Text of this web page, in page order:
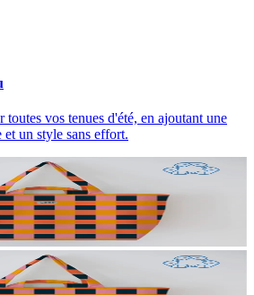
toutes vos tenues d'été, en ajoutant une
un style sans effort.